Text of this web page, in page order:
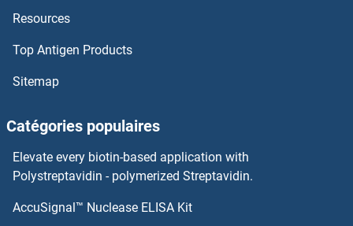
Homeobox C5 Anticorps
HNRPDL Anticorps
Resources
Top Antigen Products
Sitemap
Catégories populaires
Elevate every biotin-based application with
Polystreptavidin - polymerized Streptavidin.
AccuSignal™ Nuclease ELISA Kit